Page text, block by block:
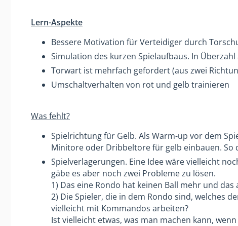
Lern-Aspekte
Bessere Motivation für Verteidiger durch
Simulation des kurzen Spielaufbaus. In
Torwart ist mehrfach gefordert (aus zwei
Umschaltverhalten von rot und gelb trainieren
Was fehlt?
Spielrichtung für Gelb. Als Warm-up vor dem
Minitore oder Dribbeltore für gelb einbauen. So
Spielverlagerungen. Eine Idee wäre vielleicht
gäbe es aber noch zwei Probleme zu lösen.
1) Das eine Rondo hat keinen Ball mehr und
2) Die Spieler, die in dem Rondo sind, welches
vielleicht mit Kommandos arbeiten?
Ist vielleicht etwas, was man machen kann,